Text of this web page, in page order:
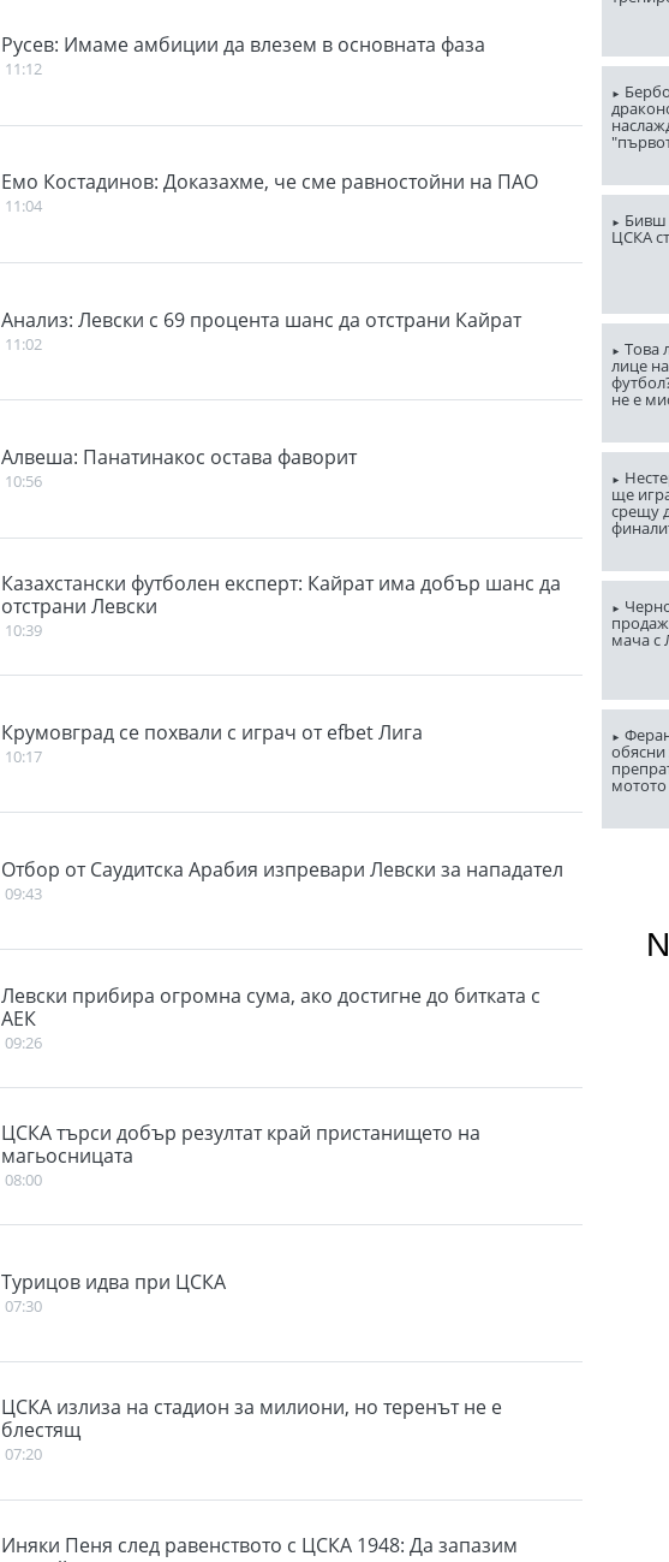
Русев: Имаме амбиции да влезем в основната фаза
11:12
Емо Костадинов: Доказахме, че сме равностойни на ПАО
11:04
Анализ: Левски с 69 процента шанс да отстрани Кайрат
11:02
Алвеша: Панатинакос остава фаворит
10:56
Казахстански футболен експерт: Кайрат има добър шанс да
отстрани Левски
10:39
Крумовград се похвали с играч от efbet Лига
10:17
Отбор от Саудитска Арабия изпревари Левски за нападател
09:43
Левски прибира огромна сума, ако достигне до битката с
АЕК
09:26
ЦСКА търси добър резултат край пристанището на
магьосницата
08:00
Турицов идва при ЦСКА
07:30
ЦСКА излиза на стадион за милиони, но теренът не е
блестящ
07:20
Иняки Пеня след равенството с ЦСКА 1948: Да запазим
Бивш
ЦСКА
Това
лице
не е
ще
срещу
мача с
обясни